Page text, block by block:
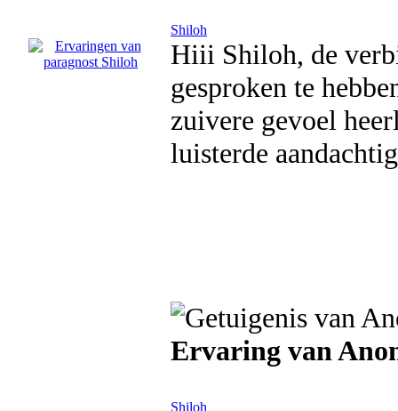
Shiloh
Hiii Shiloh, de
gesproken te
zuivere gevoel
luisterde
Ervaring van
Shiloh